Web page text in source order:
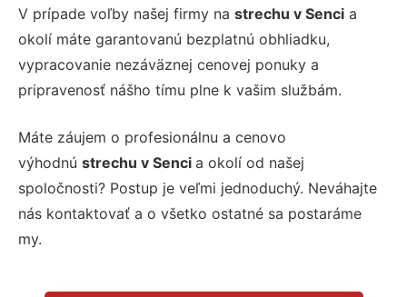
V prípade voľby našej firmy na strechu v Senci a
okolí máte garantovanú bezplatnú obhliadku,
vypracovanie nezáväznej cenovej ponuky a
pripravenosť nášho tímu plne k vašim službám.
Máte záujem o profesionálnu a cenovo
výhodnú strechu v Senci a okolí od našej
spoločnosti? Postup je veľmi jednoduchý. Neváhajte
nás kontaktovať a o všetko ostatné sa postaráme
my.